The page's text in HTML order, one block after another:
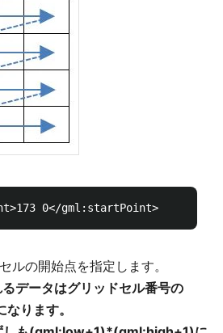
の開始点を指定します。
データはグリッドセル番号の
ります。